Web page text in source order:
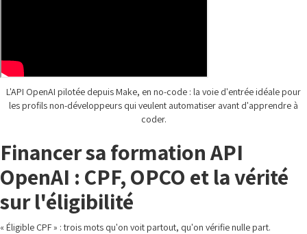
L'API OpenAI pilotée depuis Make, en no-code : la voie d'entrée idéale pour
les profils non-développeurs qui veulent automatiser avant d'apprendre à
coder.
Financer sa formation API
OpenAI : CPF, OPCO et la vérité
sur l'éligibilité
« Éligible CPF » : trois mots qu'on voit partout, qu'on vérifie nulle part.